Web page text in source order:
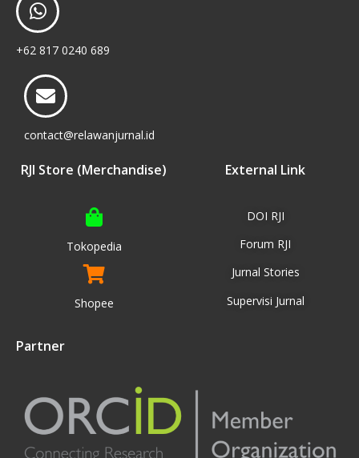
+62 817 0240 689
contact@relawanjurnal.id
RJI Store (Merchandise)
Tokopedia
Shopee
External Link
DOI RJI
Forum RJI
Jurnal Stories
Supervisi Jurnal
Partner